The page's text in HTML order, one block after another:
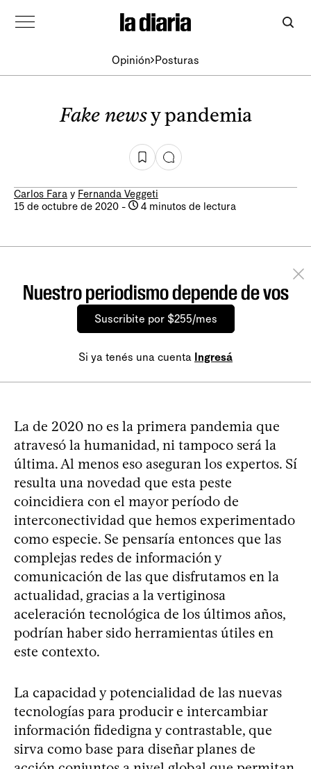
Opinión Posturas
Fake newsy pandemia
Carlos Fara y Fernanda Veggeti
15 de octubre de 2020 - 4 minutos de lectura
Nuestro periodismo depende de vos
Suscribite por $255/mes
Si ya tenés una cuenta Ingresá
La de 2020 no es la primera pandemia que
atravesó la humanidad, ni tampoco será la
última. Al menos eso aseguran los expertos. Sí
resulta una novedad que esta peste
coincidiera con el mayor período de
interconectividad que hemos experimentado
como especie. Se pensaría entonces que las
complejas redes de información y
comunicación de las que disfrutamos en la
actualidad, gracias a la vertiginosa
aceleración tecnológica de los últimos años,
podrían haber sido herramientas útiles en
este contexto.
La capacidad y potencialidad de las nuevas
tecnologías para producir e intercambiar
información fidedigna y contrastable, que
sirva como base para diseñar planes de